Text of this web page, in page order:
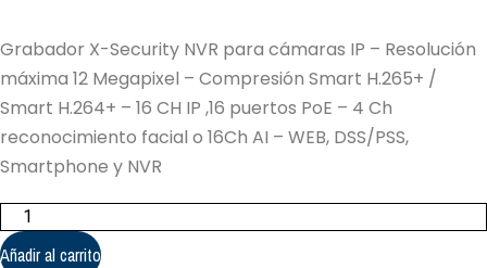
Grabador X-Security NVR para cámaras IP – Resolución
máxima 12 Megapixel – Compresión Smart H.265+ /
Smart H.264+ – 16 CH IP ,16 puertos PoE – 4 Ch
reconocimiento facial o 16Ch AI – WEB, DSS/PSS,
Smartphone y NVR
Grabador
X-
Security
NVR
Añadir al carrito